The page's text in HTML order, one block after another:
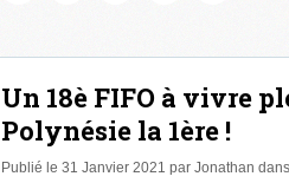
Un 18è FIFO à vivre
Polynésie la 1ère !
Publié le 31 Janvier 2021 par Jonathan dans